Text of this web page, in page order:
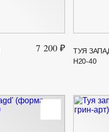
7 200 ₽
ТУЯ
H20-40